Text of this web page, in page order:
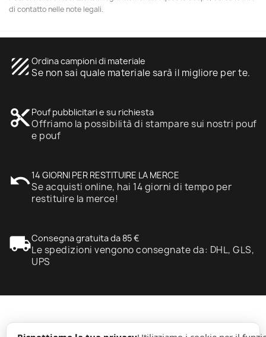
di contatto nelle note legali.
texture Ordina campioni di materiale
Se non sai quale materiale sarà il migliore per te.
content_cut Pouf pubblicitari e su richiesta
Offriamo la possibilità di stampare sui nostri pouf
e pouf
undo14 GIORNI PER RESTITUIRE LA MERCE
Se acquisti online, hai 14 giorni di tempo per
restituire la merce!
local_shippingConsegna gratuita da 85 €
Le spedizioni vengono consegnate da: DHL, GLS,
UPS
expand_more